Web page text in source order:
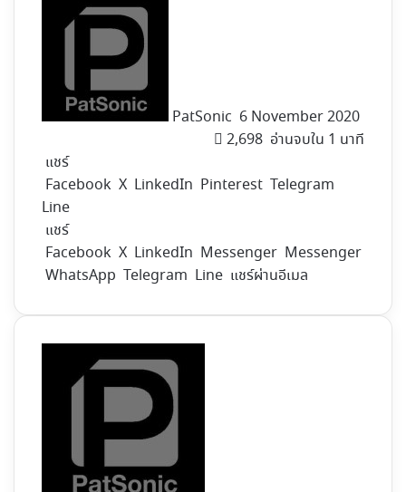
PatSonic 6 November 2020
2,698 อ่านจบใน 1 นาที
แชร์
Facebook X LinkedIn Pinterest Telegram
Line
แชร์
Facebook X LinkedIn Messenger Messenger
WhatsApp Telegram Line แชร์ผ่านอีเมล